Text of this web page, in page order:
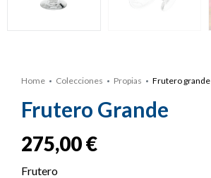
Home Colecciones Propias Frutero grande
Frutero Grande
275,00€
Frutero